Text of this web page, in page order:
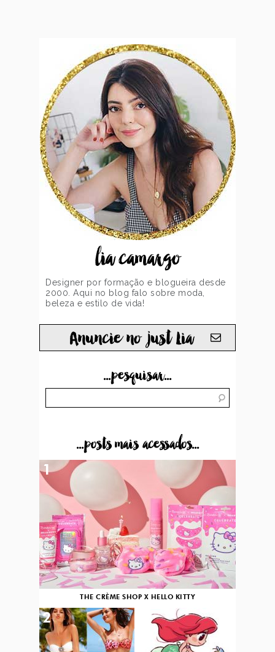
lia camargo
Designer por formação e blogueira desde
2000. Aqui no blog falo sobre moda,
beleza e estilo de vida!
Anuncie no just Lia
...pesquisar...
...posts mais acessados...
THE CRÈME SHOP X HELLO KITTY
1
2 3